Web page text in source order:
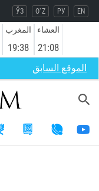
ЎЗ O`Z РУ EN
المغرب
19:38
العشاء
21:08
الموقع السابق